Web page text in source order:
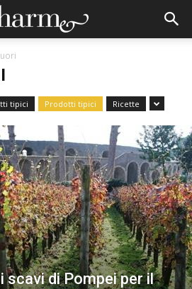
tipici Prodotti tipici Ricette
scavi di Pompei per il